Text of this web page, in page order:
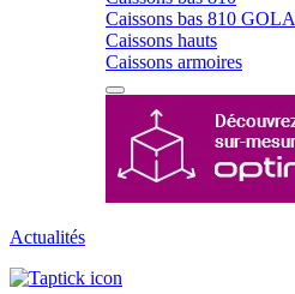
Caissons bas 810 GOLA
Caissons hauts
Caissons armoires
Actualités